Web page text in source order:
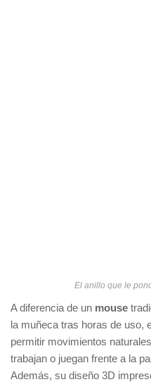
El anillo que le
A diferencia de un mouse
la muñeca tras horas de uso,
permitir movimientos
trabajan o juegan frente a la
Además, su diseño 3D